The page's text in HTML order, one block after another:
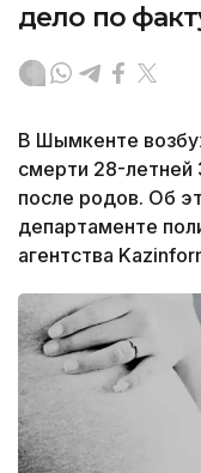
дело по
В Шымкенте
смерти 28-летней
после родов. Об
департаменте
агентства